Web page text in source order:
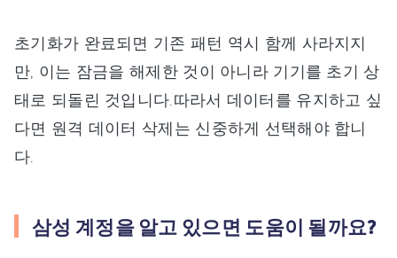
초기화가 완료되면 기존 패턴 역시 함께 사라지지
만, 이는 잠금을 해제한 것이 아니라 기기를 초기 상
태로 되돌린 것입니다.따라서 데이터를 유지하고 싶
다면 원격 데이터 삭제는 신중하게 선택해야 합니
다.
삼성 계정을 알고 있으면 도움이 될까요?